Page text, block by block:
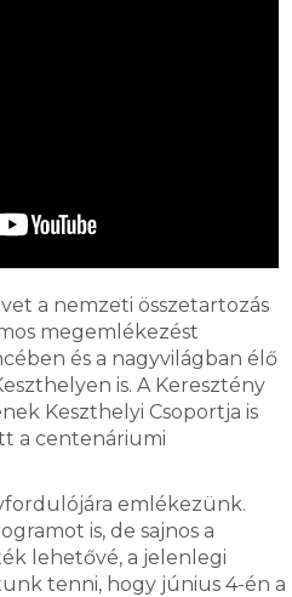
a nemzeti összetartozás
megemlékezést
és a nagyvilágban élő
is. A Keresztény
Keszthelyi Csoportja is
a centenáriumi
emlékezünk.
is, de sajnos a
lehetővé, a jelenlegi
tenni, hogy június 4-én a